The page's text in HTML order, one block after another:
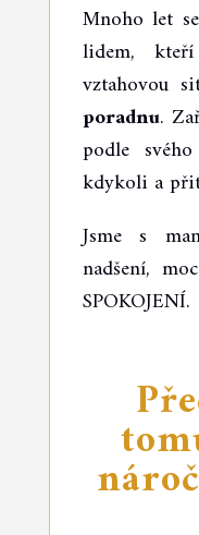
Mnoho let
lidem,
vztahovou
poradnu.
podle
kdykoli a
Jsme s
nadšení,
SPOKOJENÍ.